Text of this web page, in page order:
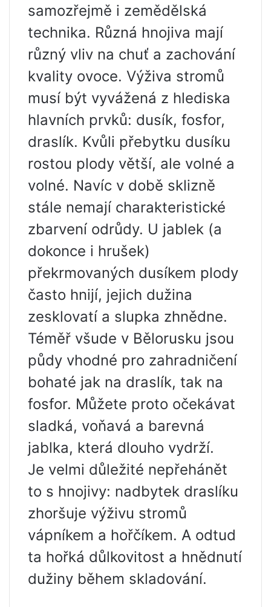
samozřejmě i zemědělská
technika. Různá hnojiva mají
různý vliv na chuť a zachování
kvality ovoce. Výživa stromů
musí být vyvážená z hlediska
hlavních prvků: dusík, fosfor,
draslík. Kvůli přebytku dusíku
rostou plody větší, ale volné a
volné. Navíc v době sklizně
stále nemají charakteristické
zbarvení odrůdy. U jablek (a
dokonce i hrušek)
překrmovaných dusíkem plody
často hnijí, jejich dužina
zesklovatí a slupka zhnědne.
Téměř všude v Bělorusku jsou
půdy vhodné pro zahradničení
bohaté jak na draslík, tak na
fosfor. Můžete proto očekávat
sladká, voňavá a barevná
jablka, která dlouho vydrží.
Je velmi důležité nepřehánět
to s hnojivy: nadbytek draslíku
zhoršuje výživu stromů
vápníkem a hořčíkem. A odtud
ta hořká důlkovitost a hnědnutí
dužiny během skladování.